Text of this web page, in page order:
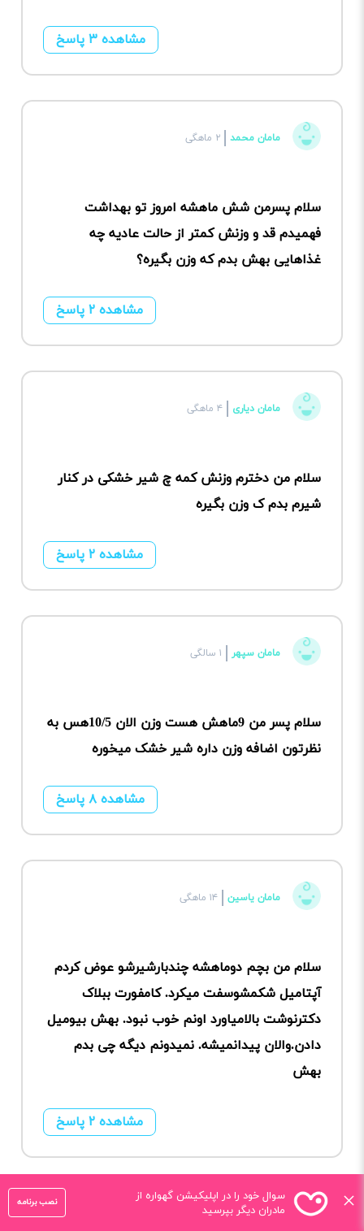
مشاهده ۳ پاسخ
مامان محمد ۲ ماهگی
سلام پسرمن شش ماهشه امروز تو بهداشت
فهمیدم قد و وزنش کمتر از حالت عادیه چه
غذاهایی بهش بدم که وزن بگیره؟
مشاهده ۲ پاسخ
مامان دیاری ۴ ماهگی
سلام من دخترم وزنش کمه چ شیر خشکی در کنار
شیرم بدم ک وزن بگیره
مشاهده ۲ پاسخ
مامان سپهر ۱ سالگی
سلام پسر من 9ماهش هست وزن الان 10/5هس به
نظرتون اضافه وزن داره شیر خشک میخوره
مشاهده ۸ پاسخ
مامان یاسین ۱۴ ماهگی
سلام من بچم دوماهشه چندبارشیرشو عوض کردم
آپتامیل شکمشوسفت میکرد. کامفورت ببلاک
دکترنوشت بالامیاورد اونم خوب نبود. بهش بیومیل
دادن.والان پیدانمیشه. نمیدونم دیگه چی بدم
بهش
مشاهده ۲ پاسخ
مامان کمیل ۵ ماهگی
نصب برنامه ×
سوال خود را در اپلیکیشن گهواره از
مادران دیگر بپرسید